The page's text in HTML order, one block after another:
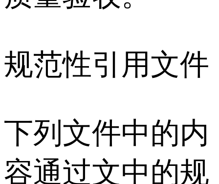
规范性引用文件
下列文件中的内
容通过文中的规